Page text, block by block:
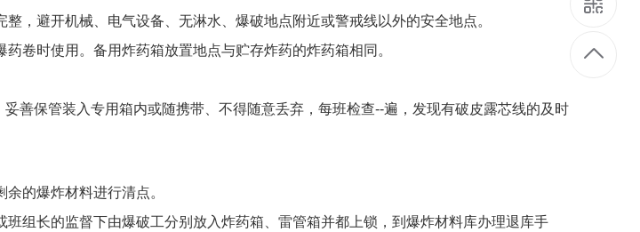
，避开机械、电气设备、 无淋水、爆破地点附近或警戒线以外的安全地点。
药卷时使用。备用炸药箱放置地点与贮存炸药的炸药箱相同。
善保管装入专用箱内或随携带、不得随意丢弃，每班检查--遍，发现有破皮露芯线的及时
的爆炸材料进行清点。
班组长的监督下由爆破工分别放入炸药箱、雷管箱并都上锁，到爆炸材料库办理退库手